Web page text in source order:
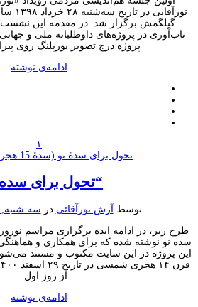
برگزار شد. در مقدمه این نشست، قدرت
در پروژه‌های داوطلبانه ملی و جهانی
پروژه درج تصویر یوزپلنگ روی پیراهن
ادامه‌ی نوشته
تحول برای سدۀ نو (سدۀ 15 هجری خورشیدی)
“تحول برای سده نو”
توسطآرش نورآقائی درسه شنبه, خرداد 28,
نوشته شده که برای همکاری و هماهنگی همه‌ی
پروژه در این سایت مکتوب و مستند
قرن ۱۴
از روز اول …
ادامه‌ی نوشته